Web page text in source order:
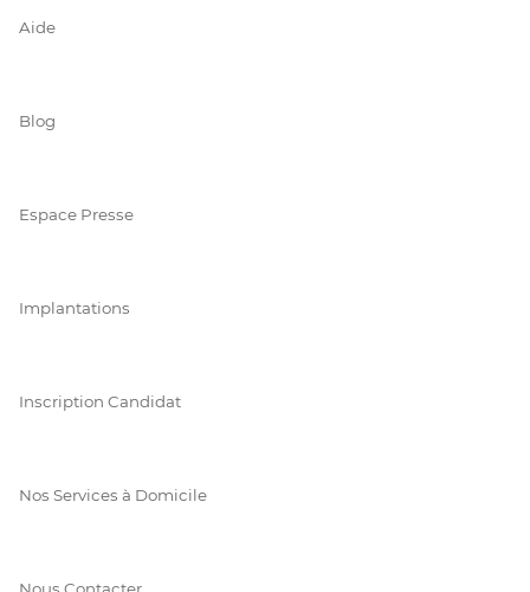
Aide
Blog
Espace Presse
Implantations
Inscription Candidat
Nos Services à Domicile